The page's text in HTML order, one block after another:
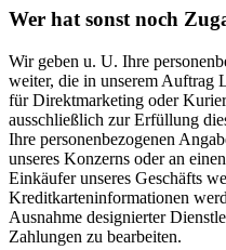
Wer hat sonst noch
Wir geben u. U. Ihre
weiter, die in unserem Auftrag
für Direktmarketing oder
ausschließlich zur Erfüllung
Ihre personenbezogenen
unseres Konzerns oder an
Einkäufer unseres Geschäfts
Kreditkarteninformationen
Ausnahme designierter
Zahlungen zu bearbeiten.